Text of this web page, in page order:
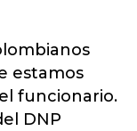
estamos
funcionario.
DNP